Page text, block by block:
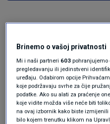
Brinemo o vašoj privatnosti
Mi i naši partneri 603 pohranjujemo
pregledavanju ili jedinstveni
uređaju. Odabirom opcije
koje podržavaju svrhe za čije
podatke. Ako su alati za praćenje
koje vidite možda više neće biti
na ovaj izbornik kako biste
bilo kojem trenutku klikom na